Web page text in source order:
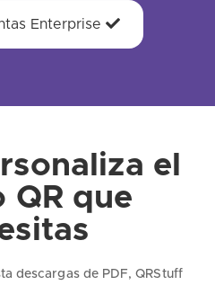
Enterprise
el
QR que
descargas de PDF, QRStuff